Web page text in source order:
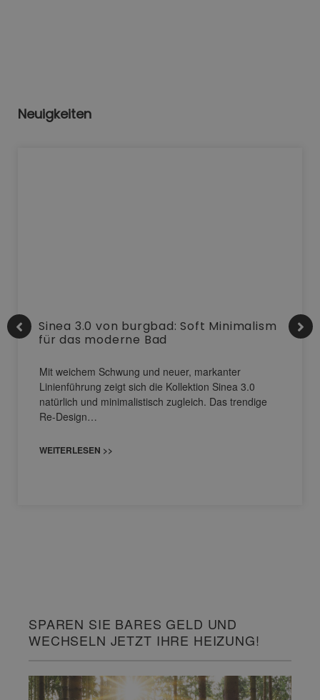
Neuigkeiten
Sinea 3.0 von burgbad: Soft Minimalism
für das moderne Bad
Mit weichem Schwung und neuer, markanter
Linienführung zeigt sich die Kollektion Sinea 3.0
natürlich und minimalistisch zugleich. Das trendige
Re-Design…
WEITERLESEN >>
SPAREN SIE BARES GELD UND
WECHSELN JETZT IHRE HEIZUNG!